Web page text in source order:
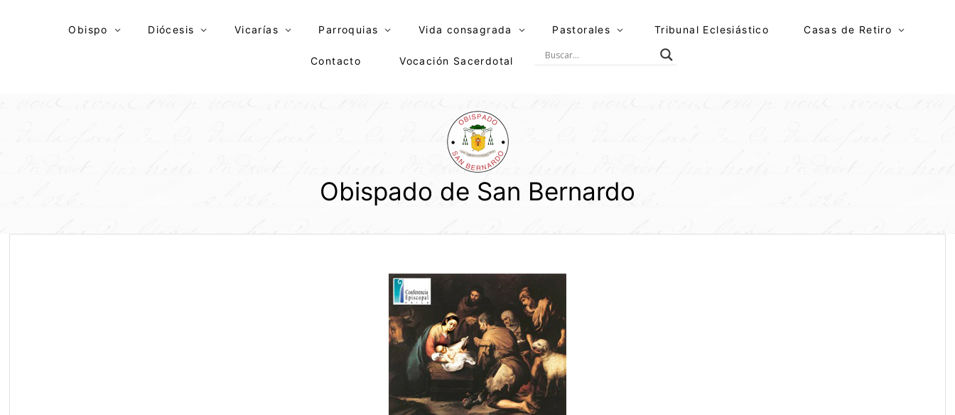
Obispo Diócesis Vicarías Parroquias Vida consagrada Pastorales Tribunal Eclesiástico Casas de Retiro
Contacto Vocación Sacerdotal
Obispado de San Bernardo